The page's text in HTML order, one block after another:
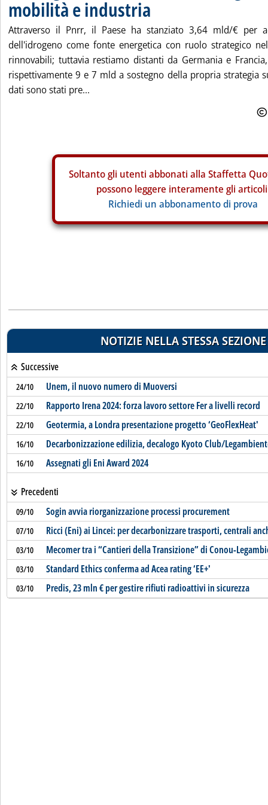
mobilità e industria
Attraverso il Pnrr, il Paese ha stanziato 3,64 mld/€ per
dell'idrogeno come fonte energetica con ruolo strategico
rinnovabili; tuttavia restiamo distanti da Germania e
rispettivamente 9 e 7 mld a sostegno della propria strategia
dati sono stati pre...
Soltanto gli utenti abbonati alla Staffetta
possono leggere interamente gli
Richiedi un abbonamento di prova
NOTIZIE NELLA STESSA SEZIONE
Successive
24/10 Unem, il nuovo numero di Muoversi
22/10 Rapporto Irena 2024: forza lavoro settore Fer a livelli record
22/10 Geotermia, a Londra presentazione progetto ‘GeoFlexHeat'
16/10 Decarbonizzazione edilizia, decalogo Kyoto Club/
16/10 Assegnati gli Eni Award 2024
Precedenti
09/10 Sogin avvia riorganizzazione processi procurement
07/10 Ricci (Eni) ai Lincei: per decarbonizzare trasporti, centrali
03/10 Mecomer tra i “Cantieri della Transizione” di Conou-
03/10 Standard Ethics conferma ad Acea rating ‘EE+'
03/10 Predis, 23 mln € per gestire rifiuti radioattivi in sicurezza